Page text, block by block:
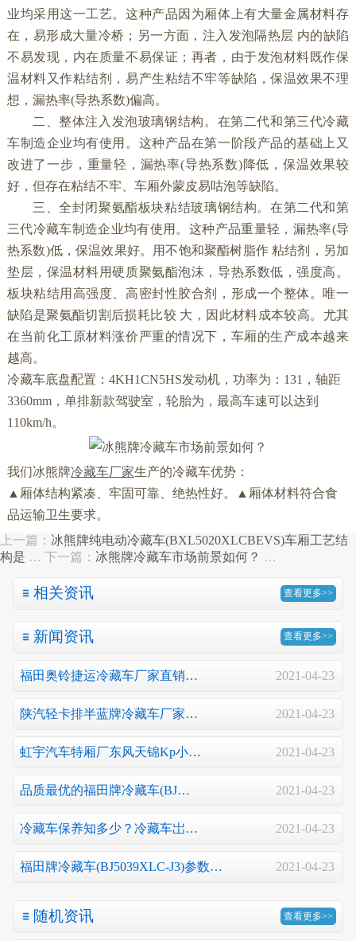
业均采用这一工艺。这种产品因为厢体上有大量金属材料存
在，易形成大量冷桥；另一方面，注入发泡隔热层 内的缺陷
不易发现，内在质量不易保证；再者，由于发泡材料既作保
温材料又作粘结剂，易产生粘结不牢等缺陷，保温效果不理
想，漏热率(导热系数)偏高。
二、整体注入发泡玻璃钢结构。在第二代和第三代冷藏
车制造企业均有使用。这种产品在第一阶段产品的基础上又
改进了一步，重量轻，漏热率(导热系数)降低，保温效果较
好，但存在粘结不牢、车厢外蒙皮易咕泡等缺陷。
三、全封闭聚氨酯板块粘结玻璃钢结构。在第二代和第
三代冷藏车制造企业均有使用。这种产品重量轻，漏热率(导
热系数)低，保温效果好。用不饱和聚酯树脂作 粘结剂，另加
垫层，保温材料用硬质聚氨酯泡沫，导热系数低，强度高。
板块粘结用高强度、高密封性胶合剂，形成一个整体。唯一
缺陷是聚氨酯切割后损耗比较 大，因此材料成本较高。尤其
在当前化工原材料涨价严重的情况下，车厢的生产成本越来
越高。
冷藏车底盘配置：4KH1CN5HS发动机，功率为：131，轴距
3360mm，单排新款驾驶室，轮胎为，最高车速可以达到
110km/h。
我们冰熊牌冷藏车厂家生产的冷藏车优势：
▲厢体结构紧凑、牢固可靠、绝热性好。▲厢体材料符合食
品运输卫生要求。
上一篇： 冰熊牌纯电动冷藏车(BXL5020XLCBEVS)车厢工艺结
构是 … 下一篇： 冰熊牌冷藏车市场前景如何？ …
相关资讯 查看更多>>
新闻资讯 查看更多>>
福田奥铃捷运冷藏车厂家直销… 2021-04-23
陕汽轻卡排半蓝牌冷藏车厂家… 2021-04-23
虹宇汽车特厢厂东风天锦Kp小… 2021-04-23
品质最优的福田牌冷藏车(BJ… 2021-04-23
冷藏车保养知多少？冷藏车岀… 2021-04-23
福田牌冷藏车(BJ5039XLC-J3)参数… 2021-04-23
随机资讯 查看更多>>